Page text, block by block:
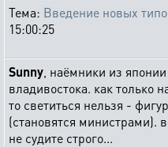
Тема: Введение новых
15:00:25
Sunny , наёмники из
владивостока. как только
то светиться нельзя -
(становятся министрами).
не судите строго...